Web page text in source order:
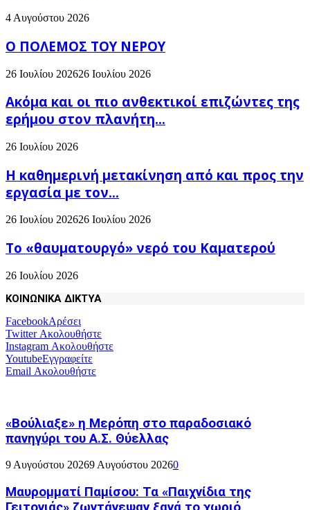
4 Αυγούστου 2026
Ο ΠΟΛΕΜΟΣ ΤΟΥ ΝΕΡΟΥ
26 Ιουλίου 202626 Ιουλίου 2026
Ακόμα και οι πιο ανθεκτικοί επιζώντες της
ερήμου στον πλανήτη...
26 Ιουλίου 2026
H καθημερινή μετακίνηση από και προς την
εργασία με τον...
26 Ιουλίου 202626 Ιουλίου 2026
Το «θαυματουργό» νερό του Καματερού
26 Ιουλίου 2026
ΚΟΙΝΩΝΙΚΑ ΔΙΚΤΥΑ
FacebookΑρέσει
TwitterΑκολουθήστε
Instagram Ακολουθήστε
YoutubeΕγγραφείτε
Email Ακολουθήστε
«Βούλιαξε» η Μερόπη στο παραδοσιακό
πανηγύρι του Α.Σ. Θύελλας
9 Αυγούστου 20269 Αυγούστου 20260
Μαυρομματί Παμίσου: Τα «Παιχνίδια της